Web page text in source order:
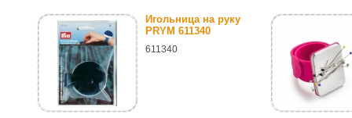
Игольница на руку
PRYM 611340
611340